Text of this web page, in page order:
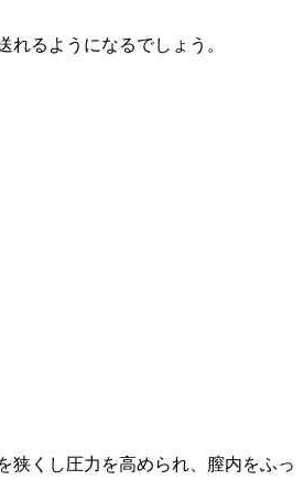
るようになるでしょう。
狭くし圧力を高められ、膣内をふっ